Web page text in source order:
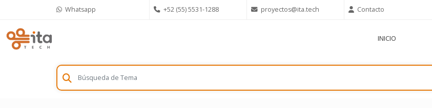
Whatsapp +52 (55) 5531-1288 proyectos@ita.tech Contacto
INICIO